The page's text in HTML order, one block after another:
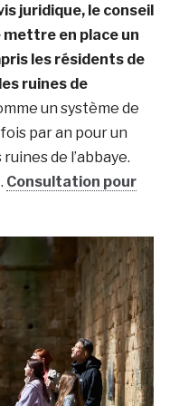
juridique, le conseil
mettre en place un
les résidents de
ruines de
un système de
par an pour un
de l’abbaye.
Consultation pour